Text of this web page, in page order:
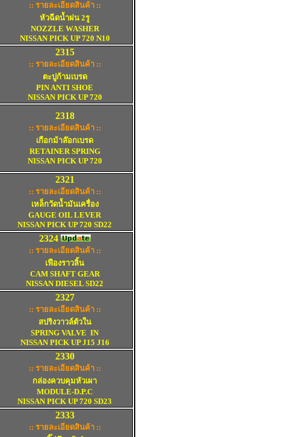
:: รายละเอียดสินค้า ::
หัวฉีดน้ำฝน 2รู
NOZZLE WASHER
NISSAN PICK UP 720 N10
2315
:: รายละเอียดสินค้า ::
ตะปูก้ามเบรด
PIN ANTI SHOE
NISSAN PICK UP 720
2318
:: รายละเอียดสินค้า ::
เกือกม้าล๊อกเบรด
RETAINER SPRING
NISSAN PICK UP 720
2321
:: รายละเอียดสินค้า ::
เหล็กวัดน้ำมันเครื่อง
GAUGE OIL LEVER
NISSAN PICK UP 720 SD22
2324
:: รายละเอียดสินค้า ::
เฟืองราวลิ้น
CAM SHAFT GEAR
NISSAN DIESEL SD22
2327
:: รายละเอียดสินค้า ::
สปริงวาวล์ตัวใน
SPRING VALVE IN
NISSAN PICK UP J15 J16
2330
:: รายละเอียดสินค้า ::
กล่องควบคุมหัวเผา
MODULE-D.P.C
NISSAN PICK UP 720 SD23
2333
:: รายละเอียดสินค้า ::